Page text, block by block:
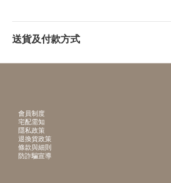
送貨及付款方式
會員制度
宅配需知
隱私政策
退換貨政策
條款與細則
防詐騙宣導